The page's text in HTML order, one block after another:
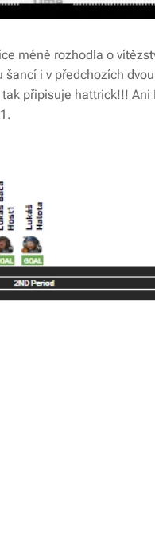
méně rozhodla o
i v předchozích
připisuje hattrick!!!